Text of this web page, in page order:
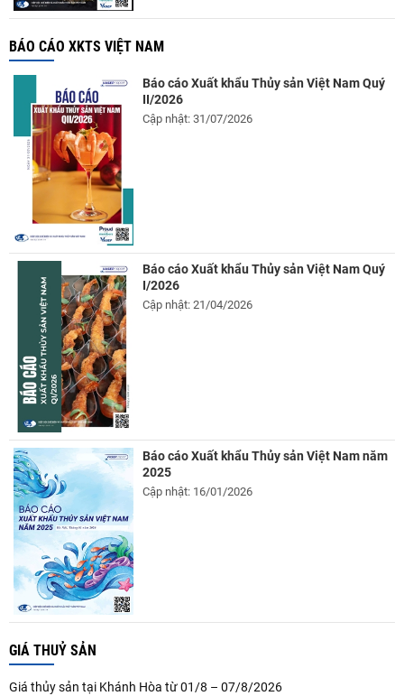
BÁO CÁO XKTS VIỆT NAM
Báo cáo Xuất khẩu Thủy sản Việt Nam Quý
II/2026
Cập nhật: 31/07/2026
Báo cáo Xuất khẩu Thủy sản Việt Nam Quý
I/2026
Cập nhật: 21/04/2026
Báo cáo Xuất khẩu Thủy sản Việt Nam năm
2025
Cập nhật: 16/01/2026
GIÁ THUỶ SẢN
Giá thủy sản tại Khánh Hòa từ 01/8 – 07/8/2026